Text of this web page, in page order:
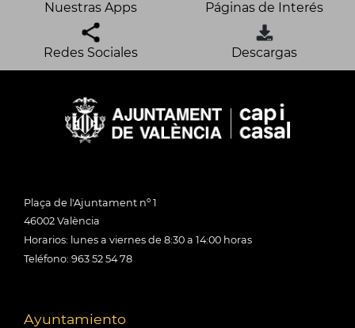
Nuestras Apps Páginas de Interés
Redes Sociales Descargas
Plaça de l'Ajuntament nº 1
46002 València
Horarios: lunes a viernes de 8:30 a 14:00 horas
Teléfono: 963 52 54 78
Ayuntamiento